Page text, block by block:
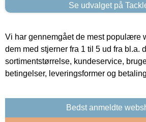
Se udvalget på
Vi har gennemgået de mest populære
dem med stjerner fra 1 til 5 ud fra bl.a.
sortimentstørrelse, kundeservice,
betingelser, leveringsformer og
Bedst anmeldte